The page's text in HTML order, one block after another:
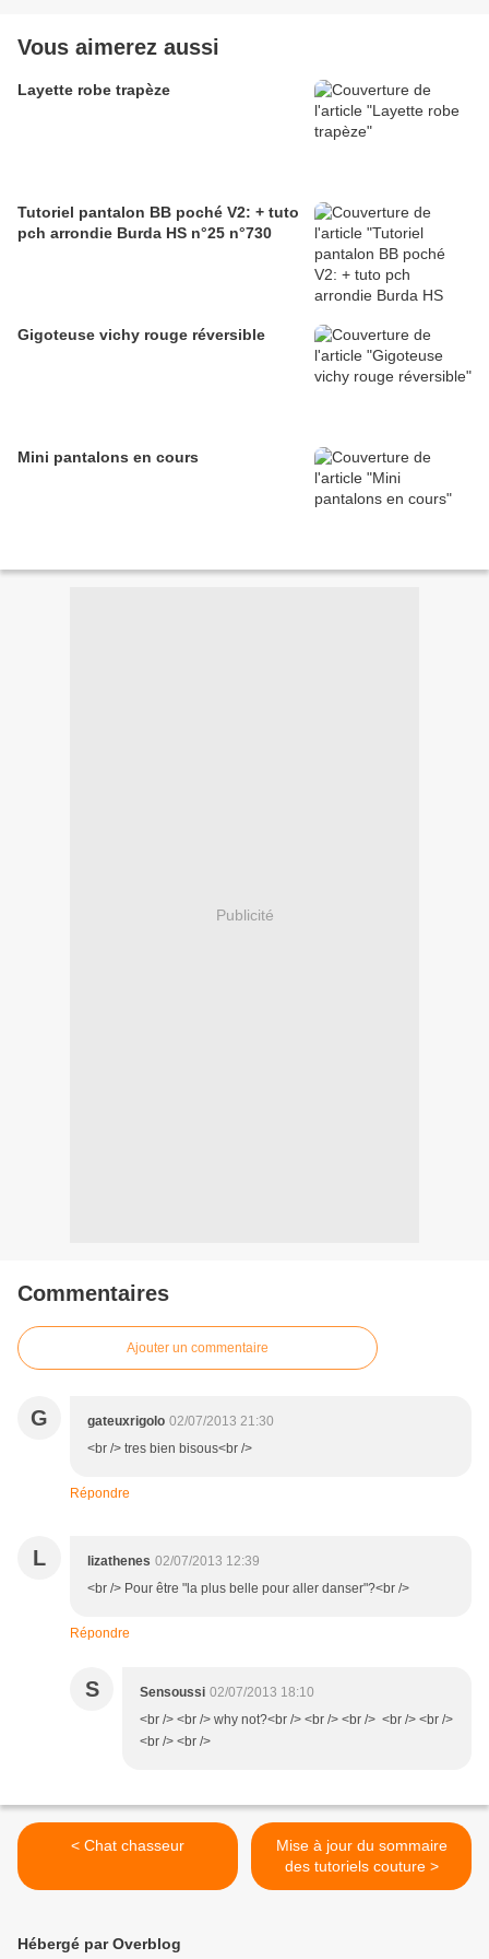
Vous aimerez aussi
Layette robe trapèze
Tutoriel pantalon BB poché V2: + tuto
pch arrondie Burda HS n°25 n°730
Gigoteuse vichy rouge réversible
Mini pantalons en cours
Publicité
Commentaires
Ajouter un commentaire
G gateuxrigolo 02/07/2013 21:30
<br /> tres bien bisous<br />
Répondre
L lizathenes 02/07/2013 12:39
<br /> Pour être "la plus belle pour aller danser"?<br />
Répondre
S Sensoussi 02/07/2013 18:10
<br /> <br /> why not?<br /> <br /> <br /> <br /> <br />
<br /> <br />
< Chat chasseur
Mise à jour du sommaire
des tutoriels couture >
Hébergé par Overblog